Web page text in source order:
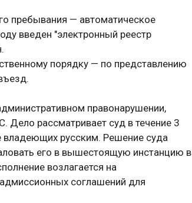
пребывания — автоматическое
введен "электронный реестр
порядку — по представлению
правонарушении,
рассматривает суд в течение 3
владеющих русским. Решение суда
его в вышестоящую инстанцию в
возлагается на
соглашений для